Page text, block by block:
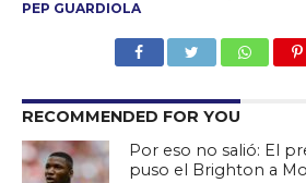
PEP GUARDIOLA
RECOMMENDED FOR YOU
Por eso no salió: El
puso el Brighton a